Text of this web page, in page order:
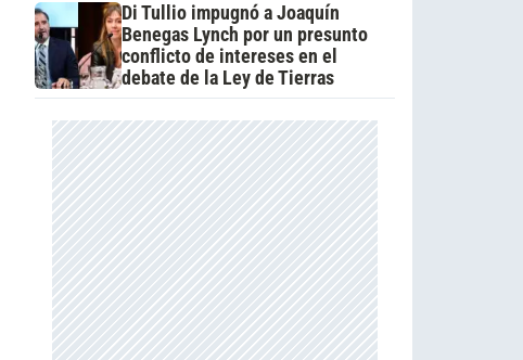
Di Tullio impugnó a Joaquín
Benegas Lynch por un presunto
conflicto de intereses en el
debate de la Ley de Tierras